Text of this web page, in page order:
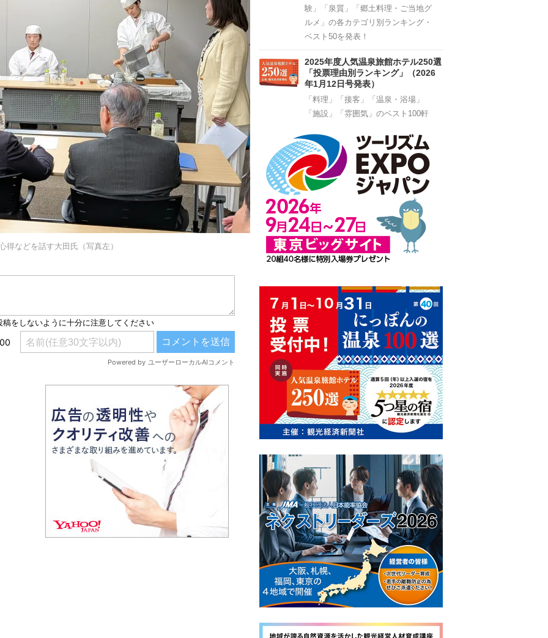
得などを話す大田氏（写真左）
験」「泉質」「郷土料理・ご当地グ
ルメ」の各カテゴリ別ランキング・
ベスト50を発表！
2025年度人気温泉旅館ホテル250選
「投票理由別ランキング」（2026
年1月12日号発表）
「料理」「接客」「温泉・浴場」
「施設」「雰囲気」のベスト100軒